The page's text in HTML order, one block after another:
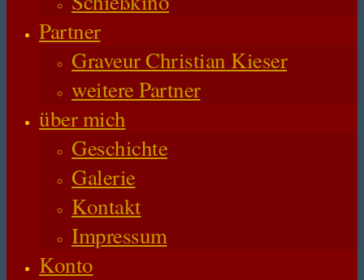
Partner
Graveur Christian Kieser
weitere Partner
über mich
Geschichte
Galerie
Kontakt
Impressum
Konto